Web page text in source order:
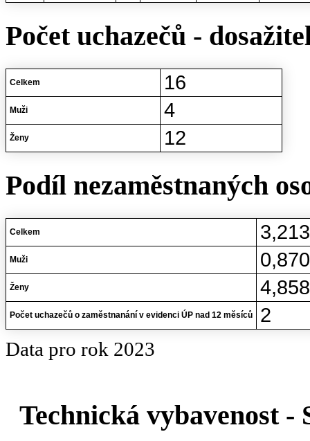
Počet uchazečů -
Celkem 16
Muži 4
Ženy 12
Podíl nezaměstnaných
Celkem
Muži
Ženy
Počet uchazečů o zaměstnanání v evidenci ÚP nad 12 měsíců
2
Data pro rok 2023
Technická vybavenost -